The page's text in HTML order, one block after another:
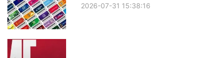
2026-07-31 15:38:16